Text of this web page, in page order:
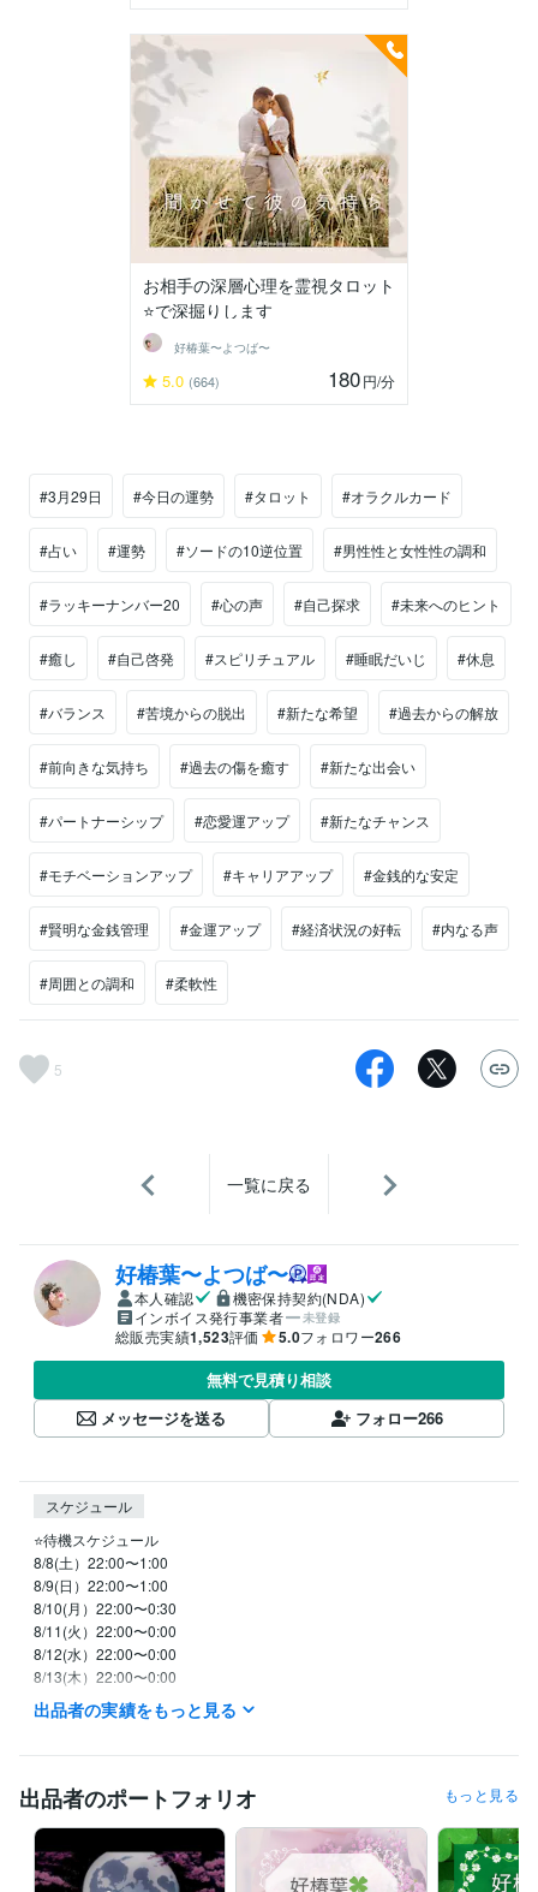
お相手の深層心理を霊視タロット
⭐️で深掘りします
好椿葉〜よつば〜
5.0 (664) 180円/分
#3月29日 #今日の運勢 #タロット #オラクルカード
#占い #運勢 #ソードの10逆位置 #男性性と女性性の調和
#ラッキーナンバー20 #心の声 #自己探求 #未来へのヒント
#癒し #自己啓発 #スピリチュアル #睡眠だいじ #休息
#バランス #苦境からの脱出 #新たな希望 #過去からの解放
#前向きな気持ち #過去の傷を癒す #新たな出会い
#パートナーシップ #恋愛運アップ #新たなチャンス
#モチベーションアップ #キャリアアップ #金銭的な安定
#賢明な金銭管理 #金運アップ #経済状況の好転 #内なる声
#周囲との調和 #柔軟性
5
一覧に戻る
好椿葉〜よつば〜
本人確認
機密保持契約(NDA)
インボイス発行事業者
未登録
総販売実績1,523評価 5.0フォロワー266
無料で見積り相談
メッセージを送る
フォロー266
スケジュール
⭐️待機スケジュール
8/8(土）22:00〜1:00
8/9(日）22:00〜1:00
8/10(月）22:00〜0:30
8/11(火）22:00〜0:00
8/12(水）22:00〜0:00
8/13(木）22:00〜0:00
8/７(金）22:00〜1:30
※待機開始時間は前後することがあります。
⭐️メッセージいただけたら優先いたします
⭐️平日は、基本的に
２２：００以降からの待機です
⭐️土日祝は、イレギュラーに対応です
出品者の実績をもっと見る
出品者のポートフォリオ もっと見る